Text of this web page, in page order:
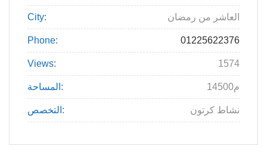
City: العاشر من رمضان
Phone: 01225622376
Views: 1574
المساحة: 14500م
التخصص: نشاط كرتون